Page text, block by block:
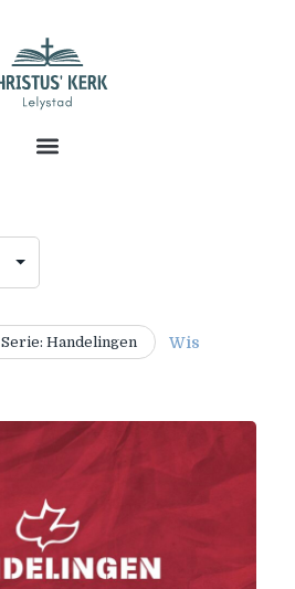
Serie: Handelingen Wis